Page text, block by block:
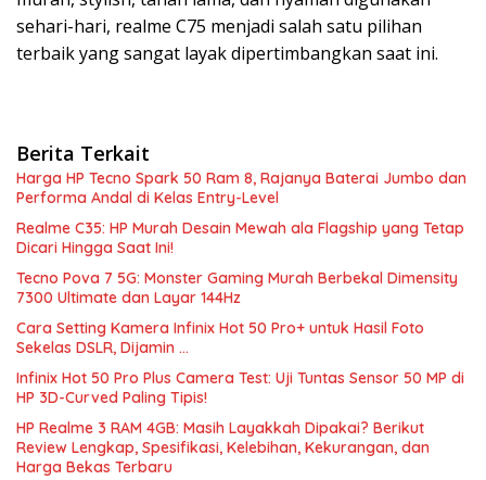
sehari-hari, realme C75 menjadi salah satu pilihan
terbaik yang sangat layak dipertimbangkan saat ini.
Berita Terkait
Harga HP Tecno Spark 50 Ram 8, Rajanya Baterai Jumbo dan
Performa Andal di Kelas Entry-Level
Realme C35: HP Murah Desain Mewah ala Flagship yang Tetap
Dicari Hingga Saat Ini!
Tecno Pova 7 5G: Monster Gaming Murah Berbekal Dimensity
7300 Ultimate dan Layar 144Hz
Cara Setting Kamera Infinix Hot 50 Pro+ untuk Hasil Foto
Sekelas DSLR, Dijamin …
Infinix Hot 50 Pro Plus Camera Test: Uji Tuntas Sensor 50 MP di
HP 3D-Curved Paling Tipis!
HP Realme 3 RAM 4GB: Masih Layakkah Dipakai? Berikut
Review Lengkap, Spesifikasi, Kelebihan, Kekurangan, dan
Harga Bekas Terbaru